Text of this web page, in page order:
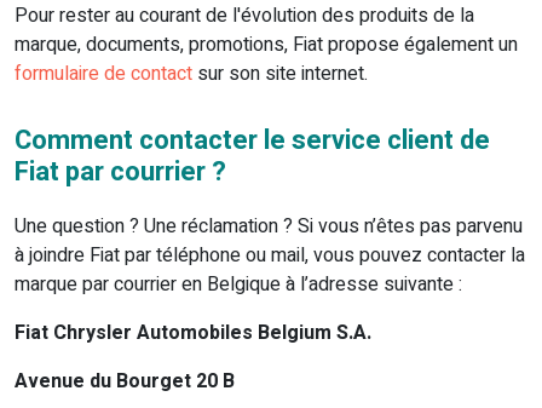
Pour rester au courant de l'évolution des produits de la
marque, documents, promotions, Fiat propose également un
formulaire de contact sur son site internet.
Comment contacter le service client de
Fiat par courrier ?
Une question ? Une réclamation ? Si vous n’êtes pas parvenu
à joindre Fiat par téléphone ou mail, vous pouvez contacter la
marque par courrier en Belgique à l’adresse suivante :
Fiat Chrysler Automobiles Belgium S.A.
Avenue du Bourget 20 B